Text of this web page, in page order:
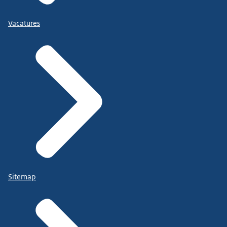
Vacatures
Sitemap